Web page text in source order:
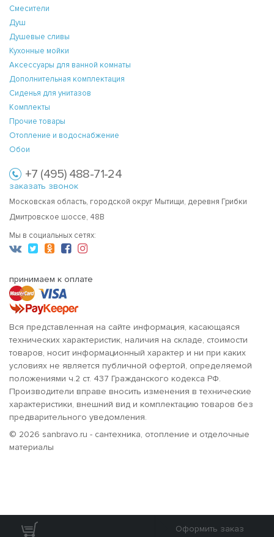
Оформить заказ
Смесители
Душ
Душевые сливы
Кухонные мойки
Аксессуары для ванной комнаты
Дополнительная комплектация
Сиденья для унитазов
Комплекты
Прочие товары
Отопление и водоснабжение
Обои
+7 (495) 488-71-24
заказать звонок
Московская область, городской округ Мытищи, деревня Грибки
Дмитровское шоссе, 48В
Мы в социальных сетях:
принимаем к оплате
Вся представленная на сайте информация, касающаяся
технических характеристик, наличия на складе, стоимости
товаров, носит информационный характер и ни при каких
условиях не является публичной офертой, определяемой
положениями ч.2 ст. 437 Гражданского кодекса РФ.
Производители вправе вносить изменения в технические
характеристики, внешний вид и комплектацию товаров без
предварительного уведомления.
© 2026 sanbravo.ru - сантехника, отопление и отделочные
материалы